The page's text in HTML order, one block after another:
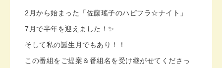
2月から始まった「佐藤瑤子のハピフラ☆ナイト」
7月で半年を迎えました！✨️
そして私の誕生月でもあり！！
この番組をご提案＆番組名を受け継がせてくださっ